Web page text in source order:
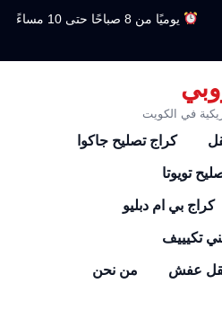
يوميًا من 8 صباحًا حتى 10 مساءً
في الكويت
كراج تصليح جاكوا
تويوتا
كراج بي ام دبليو
تكيييف
عفش من نحن